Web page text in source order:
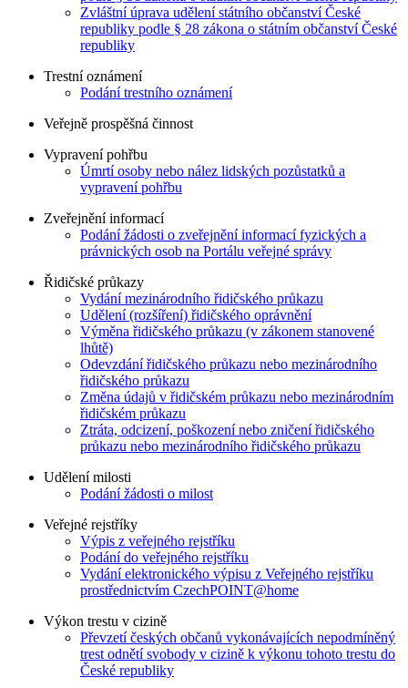
Zvláštní úprava udělení státního občanství České
republiky podle § 28 zákona o státním občanství České
republiky
Trestní oznámení
Podání trestního oznámení
Veřejně prospěšná činnost
Vypravení pohřbu
Úmrtí osoby nebo nález lidských pozůstatků a
vypravení pohřbu
Zveřejnění informací
Podání žádosti o zveřejnění informací fyzických a
právnických osob na Portálu veřejné správy
Řidičské průkazy
Vydání mezinárodního řidičského průkazu
Udělení (rozšíření) řidičského oprávnění
Výměna řidičského průkazu (v zákonem stanovené
lhůtě)
Odevzdání řidičského průkazu nebo mezinárodního
řidičského průkazu
Změna údajů v řidičském průkazu nebo mezinárodním
řidičském průkazu
Ztráta, odcizení, poškození nebo zničení řidičského
průkazu nebo mezinárodního řidičského průkazu
Udělení milosti
Podání žádosti o milost
Veřejné rejstříky
Výpis z veřejného rejstříku
Podání do veřejného rejstříku
Vydání elektronického výpisu z Veřejného rejstříku
prostřednictvím CzechPOINT@home
Výkon trestu v cizině
Převzetí českých občanů vykonávajících nepodmíněný
trest odnětí svobody v cizině k výkonu tohoto trestu do
České republiky